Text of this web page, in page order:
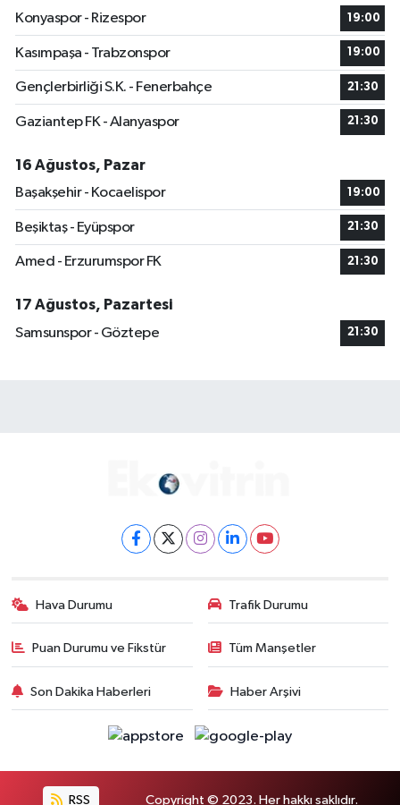
Konyaspor - Rizespor
19:00
Kasımpaşa - Trabzonspor 19:00
Gençlerbirliği S.K. - Fenerbahçe 21:30
Gaziantep FK - Alanyaspor 21:30
16 Ağustos, Pazar
Başakşehir - Kocaelispor
19:00
Beşiktaş - Eyüpspor 21:30
Amed - Erzurumspor FK 21:30
17 Ağustos, Pazartesi
Samsunspor - Göztepe
21:30
Hava Durumu Trafik Durumu
Puan Durumu ve Fikstür Tüm Manşetler
Son Dakika Haberleri Haber Arşivi
RSS Copyright © 2023. Her hakkı saklıdır.